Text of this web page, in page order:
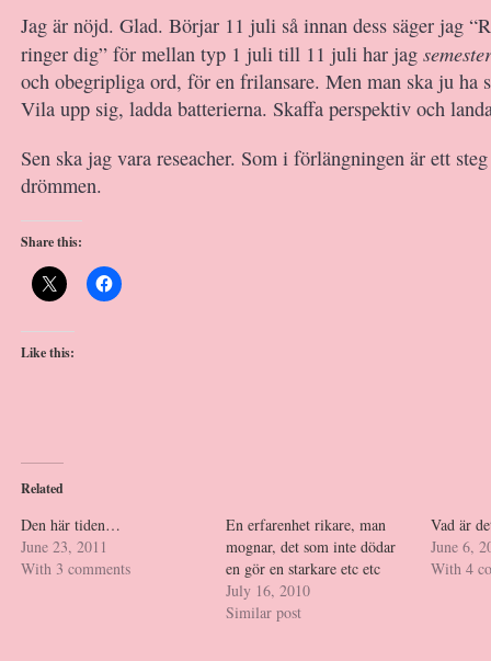
Jag är nöjd. Glad. Börjar 11 juli så innan dess säger jag
ringer dig” för mellan typ 1 juli till 11 juli har jag semester
och obegripliga ord, för en frilansare. Men man ska ju ha
Vila upp sig, ladda batterierna. Skaffa perspektiv och
Sen ska jag vara reseacher. Som i förlängningen är ett
drömmen.
Share this:
Like this:
Related
Den här tiden…
June 23, 2011
With 3 comments
En erfarenhet rikare, man
mognar, det som inte dödar
en gör en starkare etc etc
July 16, 2010
Similar post
Vad är
June 6,
With 4